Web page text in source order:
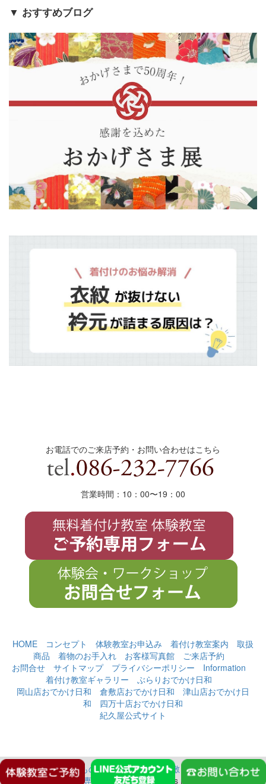
▼ おすすめブログ
お電話でのご来店予約・お問い合わせはこちら
営業時間：10：00〜19 ： 00
HOME コンセプト 体験教室お申込み 着付け教室案内
取扱
商品
着物のお手入れ お客様写真館
ご来店予約
お問合せ
サイトマップ プライバシーポリシー
Information
着付け教室ギャラリー
ぶらりおでかけ日和
岡山店おでかけ日和
倉敷店おでかけ日和
津山店おでかけ日
和
四万十店おでかけ日和
紀久屋公式サイト
Copyright(c)無料きもの着付教室｜岡山・倉敷・津山・四万十に4店
舗、着物専門店、紀久屋. All rights reserved.